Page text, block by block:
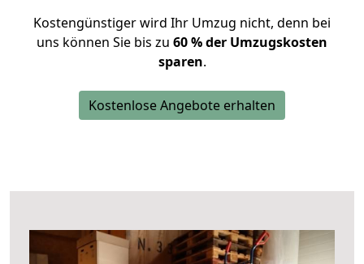
Kostengünstiger wird Ihr Umzug nicht, denn bei
uns können Sie bis zu 60 % der Umzugskosten
sparen.
Kostenlose Angebote erhalten